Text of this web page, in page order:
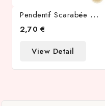
P
Endentif Scarabée Acier Inoxydable Plaqué Or 18K
2,70 €
View Detail